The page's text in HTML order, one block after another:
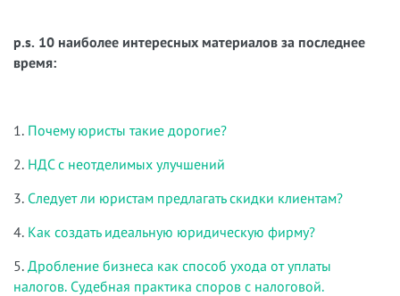
p.s. 10 наиболее интересных материалов за последнее
время:
1. Почему юристы такие дорогие?
2. НДС с неотделимых улучшений
3. Следует ли юристам предлагать скидки клиентам?
4. Как создать идеальную юридическую фирму?
5. Дробление бизнеса как способ ухода от уплаты
налогов. Судебная практика споров с налоговой.